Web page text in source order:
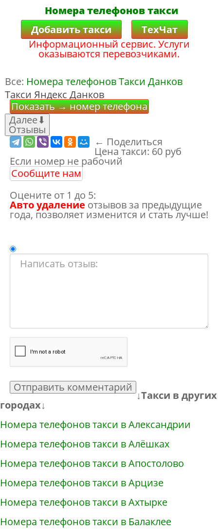
Номера телефонов такси
Добавить такси
ТехЧат
Информационный сервис. Услуги
оказываются перевозчиками.
Все: Номера телефонов Такси Данков
Такси Яндекс Данков
Показать → номер телефона
Далее⬇
Отзывы
← Поделиться
Цена такси: 60 руб
Если номер не рабочий
Сообщите нам
Оцените от 1 до 5:
Авто удаление отзывов за предыдущие
года, позволяет изменится и стать лучше!
Отправить комментарий
↓Такси в других
городах↓
Номера телефонов такси в Александрии
Номера телефонов такси в Алёшках
Номера телефонов такси в Апостолово
Номера телефонов такси в Арцизе
Номера телефонов такси в Ахтырке
Номера телефонов такси в Балаклее